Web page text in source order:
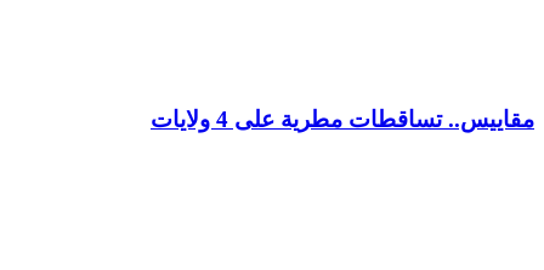
مقاييس.. تساقطات مطرية على 4 ولايات